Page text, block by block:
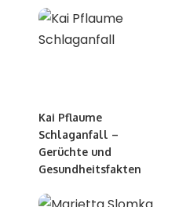
Kai Pflaume
Schlaganfall –
Gerüchte und
Gesundheitsfakten